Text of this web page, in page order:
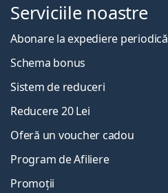
Serviciile noastre
Abonare la expediere periodică
Schema bonus
Sistem de reduceri
Reducere 20 Lei
Oferă un voucher cadou
Program de Afiliere
Promoții